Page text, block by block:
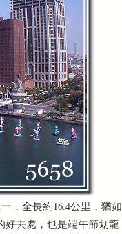
全長約16.4公里，猶如
好去處，也是端午節划龍